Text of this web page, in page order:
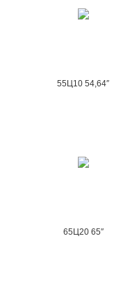
55Ц10 54,64″
65Ц20 65″